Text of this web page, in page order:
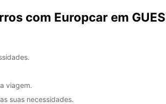
com Europcar em
viagem.
suas necessidades.